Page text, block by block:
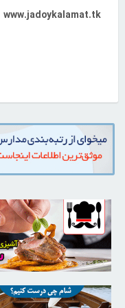
www.jadoykalamat.tk
30253222